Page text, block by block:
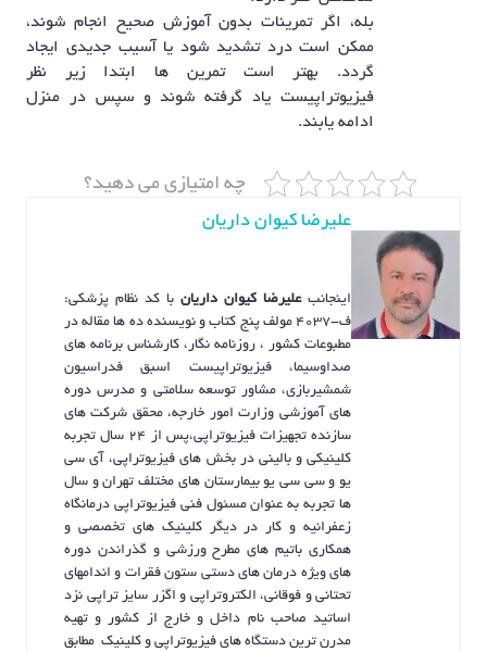
بله، اگر تمرینات بدون آموزش صحیح انجام شوند،
ممکن است درد تشدید شود یا آسیب جدیدی ایجاد
گردد. بهتر است تمرین ها ابتدا زیر نظر
فیزیوتراپیست یاد گرفته شوند و سپس در منزل
ادامه یابند.
چه امتیازی می دهید؟
علیرضا کیوان داریان
اینجانبعلیرضا کیوان داریان با کد نظام پزشکی:
ف-4037 مولف پنج کتاب و نویسنده ده ها مقاله در
مطبوعات کشور ، روزنامه نگار، کارشناس برنامه های
صداوسیما، فیزیوتراپیست اسبق فدراسیون
شمشیربازی، مشاور توسعه سلامتی و مدرس دوره
های آموزشی وزارت امور خارجه، محقق شرکت های
سازنده تجهیزات فیزیوتراپی،پس از ۲۴ سال تجربه
کلینیکی و بالینی در بخش های فیزیوتراپی، آی سی
یو و سی سی یو بیمارستان های مختلف تهران و سال
ها تجربه به عنوان مسئول فنی فیزیوتراپی درمانگاه
زعفرانیه و کار در دیگر کلینیک های تخصصی و
همکاری باتیم های مطرح ورزشی و گذراندن دوره
های ویژه درمان های دستی ستون فقرات و اندامهای
تحتانی و فوقانی، الکتروتراپی و اگزر سایز تراپی نزد
اساتید صاحب نام داخل و خارج از کشور و تهیه
مدرن ترین دستگاه های فیزیوتراپی و کلینیک مطابق